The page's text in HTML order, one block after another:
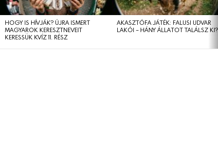
HOGY IS HÍVJÁK? ÚJRA ISMERT
MAGYAROK KERESZTNEVEIT
KERESSÜK KVÍZ 11. RÉSZ
AKASZTÓFA JÁTÉK: FALUSI UDVAR
LAKÓI – HÁNY ÁLLATOT TALÁLSZ KI?